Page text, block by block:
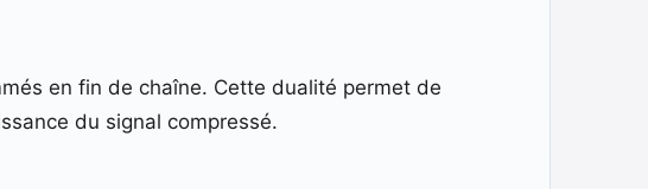
en fin de chaîne. Cette dualité permet de
du signal compressé.